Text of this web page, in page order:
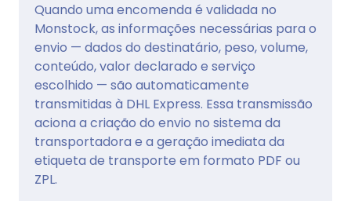
Quando uma encomenda é validada no
Monstock, as informações necessárias para o
envio — dados do destinatário, peso, volume,
conteúdo, valor declarado e serviço
escolhido — são automaticamente
transmitidas à DHL Express. Essa transmissão
aciona a criação do envio no sistema da
transportadora e a geração imediata da
etiqueta de transporte em formato PDF ou
ZPL.